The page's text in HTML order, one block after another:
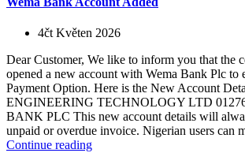
4čt Květen 2026
Dear Customer, We like to inform you that the
opened a new account with Wema Bank Plc to
Payment Option. Here is the New Account
ENGINEERING TECHNOLOGY LTD
BANK PLC This new account details will
unpaid or overdue invoice. Nigerian users can
Continue reading